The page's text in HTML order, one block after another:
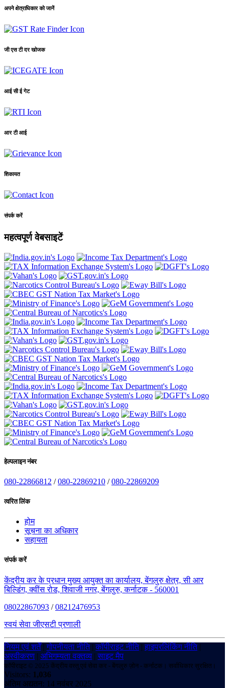
अपने क्षेत्राधिकार को जानें
जी एस टी दर खोजक
आई सी ई गेट
आर टी आई
शिकायत
संपर्क करें
महत्वपूर्ण वेबसाइटें
हेल्पलाइन नंबर
080-22866812 /080-22869210 /080-22869209
त्वरित लिंक
होम
सूचना का अधिकार
सहायता
संपर्क करें
केंद्रीय कर के प्रधान मुख्य आयुक्त का कार्यालय, बेंगलुरु क्षेत्र, सी आर
बिल्डिंग, क्वींस रोड, शिवाजी नगर, बेंगलुरु, कर्नाटक - 560001
08022867093 /08212476953
स्वयं सेवा जीएसटी प्रणाली
नियम एवं शर्तें|गोपनीयता नीति|कॉपीराइट नीति|हाइपरलिंकिंग नीति|
अस्वीकरण | अभिगम्यता वक्तव्य |साइट मैप
कॉपीराइट © 2025 केंद्रीय वस्तु एवं सेवा कर - बेंगलुरु ज़ोन - कर्नाटक। सर्वाधिकार सुरक्षित।
Visitors: 1,036
अंतिम अद्यतन: 14 नवंबर 2025